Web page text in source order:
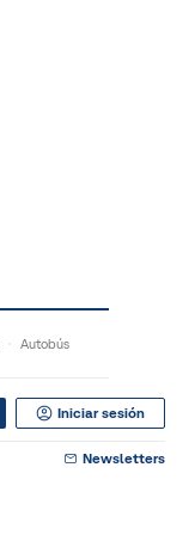
Autobús
Iniciar sesión
Newsletters